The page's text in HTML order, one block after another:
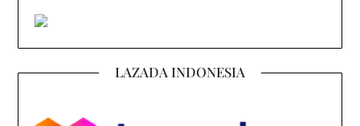
LAZADA INDONESIA